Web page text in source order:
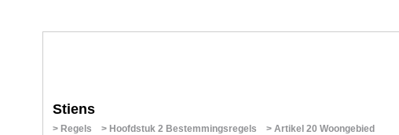
Stiens
Regels Hoofdstuk 2 Bestemmingsregels Artikel 20 Woongebied